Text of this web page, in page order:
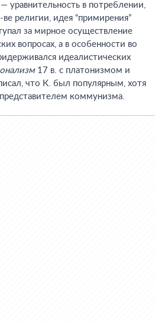
уравнительность в потреблении,
религии, идея “примирения”
за мирное осуществление
вопросах, а в особенности во
идеалистических
17 в. с платонизмом и
что К. был популярным, хотя
коммунизма.